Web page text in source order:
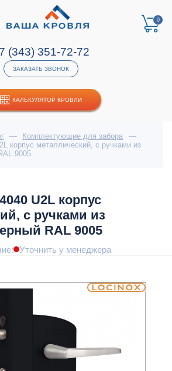
КАЛЬКУЛЯТОР КРОВЛИ
0
(343) 351-72-72
ЗАКАЗАТЬ ЗВОНОК
— Комплектующие для забора
—
корпус металлический, с ручками из
9005
U2L корпус
с ручками из
RAL 9005
Уточнить у менеджера